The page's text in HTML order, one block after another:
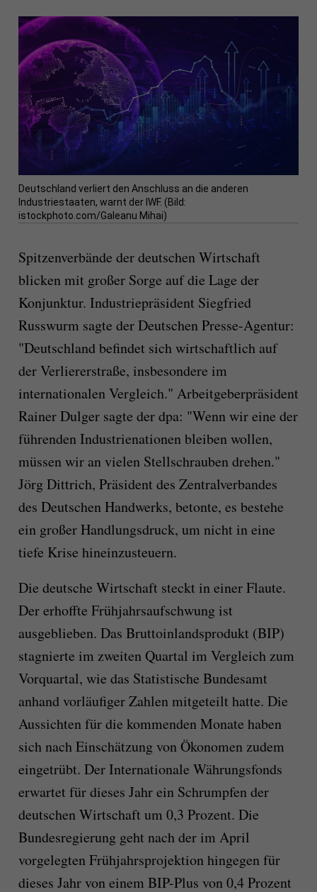
Deutschland verliert den Anschluss an die anderen
Industriestaaten, warnt der IWF. (Bild:
istockphoto.com/Galeanu Mihai)
Spitzenverbände der deutschen Wirtschaft
blicken mit großer Sorge auf die Lage der
Konjunktur. Industriepräsident Siegfried
Russwurm sagte der Deutschen Presse-Agentur:
"Deutschland befindet sich wirtschaftlich auf
der Verliererstraße, insbesondere im
internationalen Vergleich." Arbeitgeberpräsident
Rainer Dulger sagte der dpa: "Wenn wir eine der
führenden Industrienationen bleiben wollen,
müssen wir an vielen Stellschrauben drehen."
Jörg Dittrich, Präsident des Zentralverbandes
des Deutschen Handwerks, betonte, es bestehe
ein großer Handlungsdruck, um nicht in eine
tiefe Krise hineinzusteuern.
Die deutsche Wirtschaft steckt in einer Flaute.
Der erhoffte Frühjahrsaufschwung ist
ausgeblieben. Das Bruttoinlandsprodukt (BIP)
stagnierte im zweiten Quartal im Vergleich zum
Vorquartal, wie das Statistische Bundesamt
anhand vorläufiger Zahlen mitgeteilt hatte. Die
Aussichten für die kommenden Monate haben
sich nach Einschätzung von Ökonomen zudem
eingetrübt. Der Internationale Währungsfonds
erwartet für dieses Jahr ein Schrumpfen der
deutschen Wirtschaft um 0,3 Prozent. Die
Bundesregierung geht nach der im April
vorgelegten Frühjahrsprojektion hingegen für
dieses Jahr von einem BIP-Plus von 0,4 Prozent